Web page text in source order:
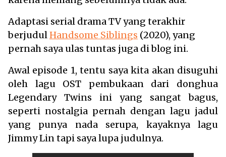
Adaptasi serial drama TV yang terakhir
berjudulHandsome Siblings (2020), yang
pernah saya ulas tuntas juga di blog ini.
Awal episode 1, tentu saya kita akan disuguhi
oleh lagu OST pembukaan dari donghua
Legendary Twins ini yang sangat bagus,
seperti nostalgia pernah dengan lagu jadul
yang punya nada serupa, kayaknya lagu
Jimmy Lin tapi saya lupa judulnya.